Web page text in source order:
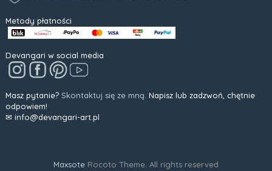
Metody płatności
Devangari w social media
Masz pytanie? Skontaktuj się ze mną. Napisz lub zadzwoń, chętnie
odpowiem!
✉ info@devangari-art.pl
Maxsote Rocoto Theme. All rights reserved